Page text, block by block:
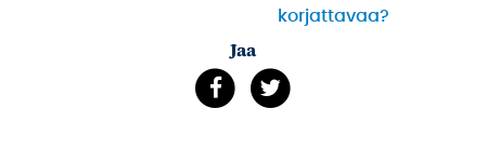
korjattavaa?
Jaa